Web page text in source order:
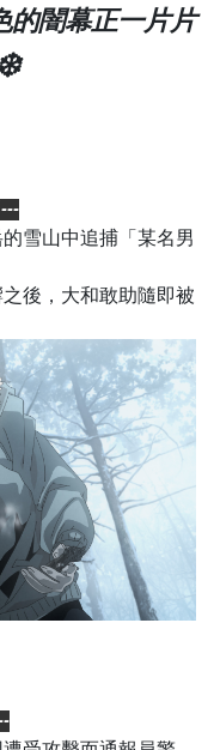
的闇幕正一片片
雪山中追捕「某名男
後，大和敢助隨即被